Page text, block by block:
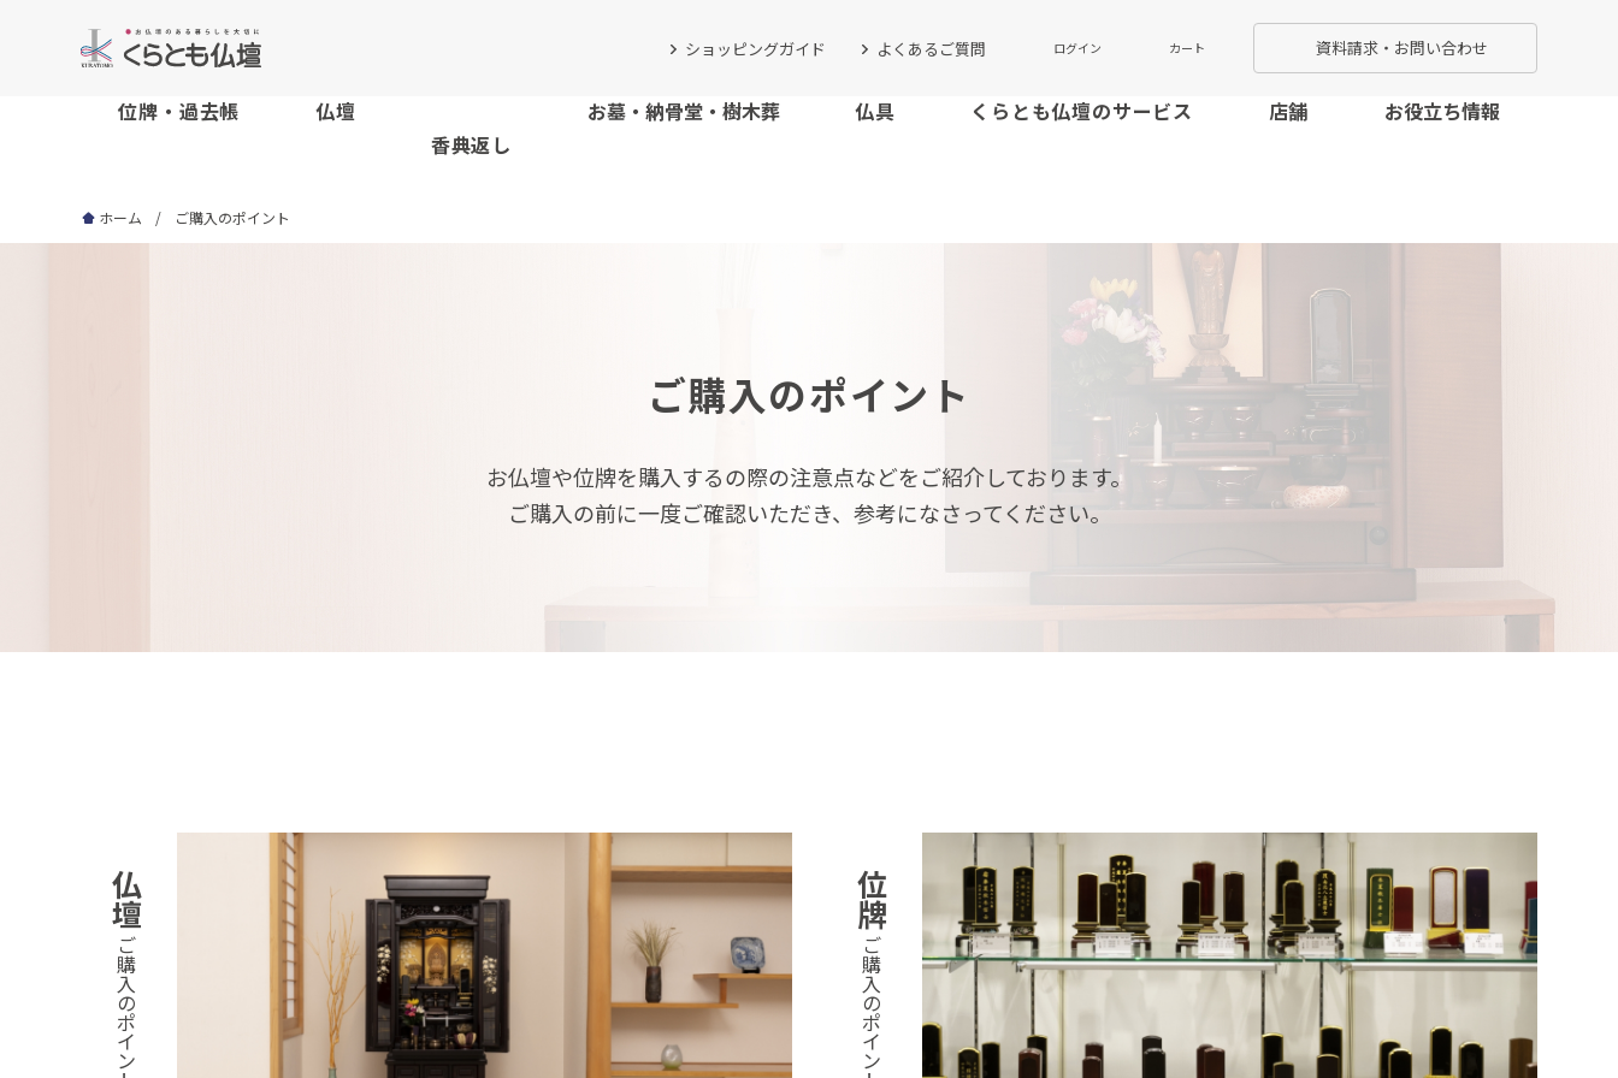
ショッピングガイド よくあるご質問 ログイン カート 資料請求・お問い合わせ
位牌・過去帳
仏壇
香典返し
お墓・納骨堂・樹木葬 仏具 くらとも仏壇のサービス 店舗 お役立ち情報
ホーム ご購入のポイント
ご購入のポイント
お仏壇や位牌を購入するの際の注意点などをご紹介しております。
ご購入の前に一度ご確認いただき、参考になさってください。
仏
壇
ご
購
入
の
ポ
イ
ン
位
牌
ご
購
入
の
ポ
イ
ン